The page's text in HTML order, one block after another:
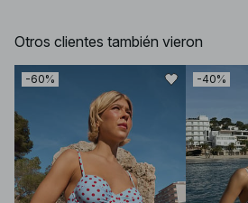
Otros clientes también vieron
-60% -40%